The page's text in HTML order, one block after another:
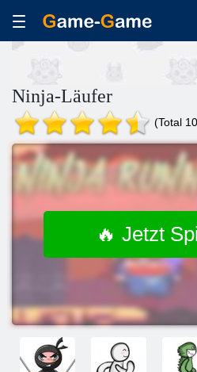
Ninja-Läufer
(Total
🔥 Jetzt